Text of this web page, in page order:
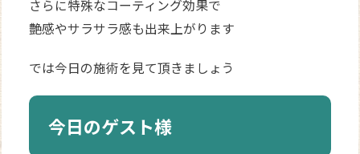
さらに特殊なコーティング効果で
艶感やサラサラ感も出来上がります
では今日の施術を見て頂きましょう
今日のゲスト様